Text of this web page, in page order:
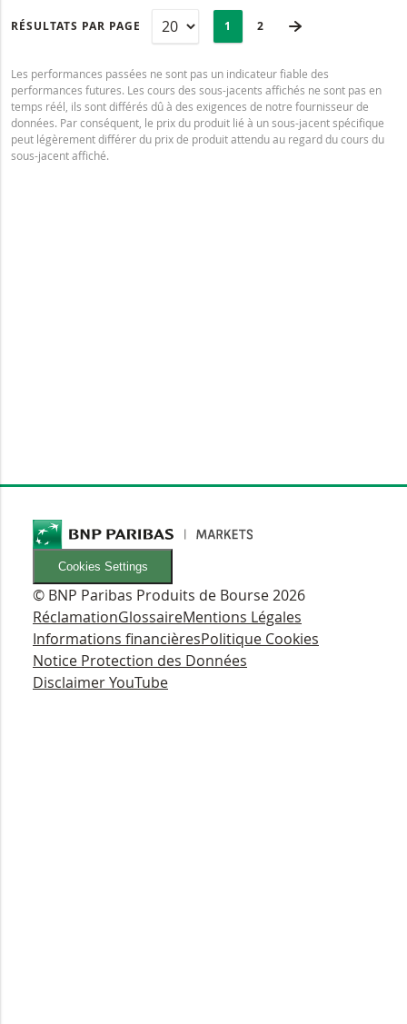
RÉSULTATS PAR PAGE
PAGINATION
Selected:
PAGE
1 DERNIÈRE PAGE
2
Les performances passées ne sont pas un indicateur fiable des
performances futures. Les cours des sous-jacents affichés ne sont pas en
temps réél, ils sont différés dû à des exigences de notre fournisseur de
données. Par conséquent, le prix du produit lié à un sous-jacent spécifique
peut légèrement différer du prix de produit attendu au regard du cours du
sous-jacent affiché.
Cookies Settings
© BNP Paribas Produits de Bourse 2026
RéclamationGlossaireMentions Légales
Informations financièresPolitique Cookies
Notice Protection des Données
Disclaimer YouTube